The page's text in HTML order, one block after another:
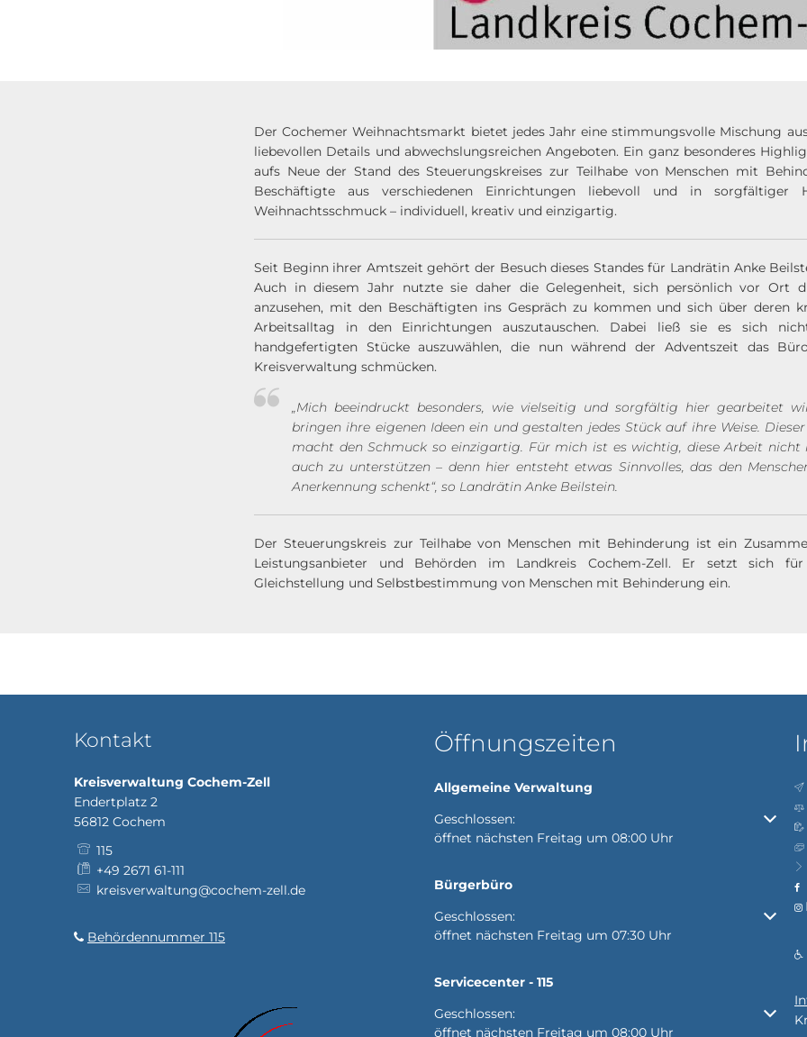
Der Cochemer Weihnachtsmarkt bietet jedes Jahr eine stimmungsvolle Mischung
liebevollen Details und abwechslungsreichen Angeboten. Ein ganz besonderes
aufs Neue der Stand des Steuerungskreises zur Teilhabe von Menschen mit
Beschäftigte aus verschiedenen Einrichtungen liebevoll und in sorgfältiger
Weihnachtsschmuck – individuell, kreativ und einzigartig.
Seit Beginn ihrer Amtszeit gehört der Besuch dieses Standes für Landrätin Anke
Auch in diesem Jahr nutzte sie daher die Gelegenheit, sich persönlich vor Ort
anzusehen, mit den Beschäftigten ins Gespräch zu kommen und sich über deren
Arbeitsalltag in den Einrichtungen auszutauschen. Dabei ließ sie es sich
handgefertigten Stücke auszuwählen, die nun während der Adventszeit das
Kreisverwaltung schmücken.
„Mich beeindruckt besonders, wie vielseitig und sorgfältig hier gearbeitet
bringen ihre eigenen Ideen ein und gestalten jedes Stück auf ihre Weise.
macht den Schmuck so einzigartig. Für mich ist es wichtig, diese Arbeit nicht
auch zu unterstützen – denn hier entsteht etwas Sinnvolles, das den
Anerkennung schenkt“, so Landrätin Anke Beilstein.
Der Steuerungskreis zur Teilhabe von Menschen mit Behinderung ist ein
Leistungsanbieter und Behörden im Landkreis Cochem-Zell. Er setzt sich für
Gleichstellung und Selbstbestimmung von Menschen mit Behinderung ein.
Kontakt
Kreisverwaltung Cochem-Zell
Endertplatz 2
56812 Cochem
115
+49 2671 61-111
kreisverwaltung@cochem-zell.de
Behördennummer 115
Öffnungszeiten
Allgemeine Verwaltung
Klicken, um weitere Öffnungs- oder Schließzeiten
Geschlossen:
öffnet nächsten Freitag um 08:00 Uhr
Bürgerbüro
Klicken, um weitere Öffnungs- oder Schließzeiten
Geschlossen:
öffnet nächsten Freitag um 07:30 Uhr
Servicecenter - 115
Klicken, um weitere Öffnungs- oder Schließzeiten
Geschlossen:
öffnet nächsten Freitag um 08:00 Uhr